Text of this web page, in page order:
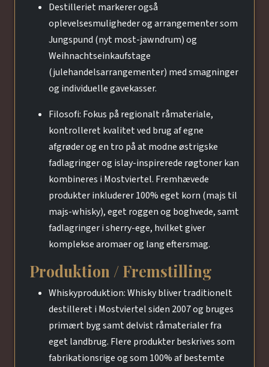
Destilleriet markerer også
oplevelsesmuligheder og arrangementer som
Jungspund (nyt most-jawndrum) og
Weihnachtseinkaufstage
(julehandelsarrangementer) med smagninger
og individuelle gavekasser.
Filosofi: Fokus på regionalt råmateriale,
kontrolleret kvalitet ved brug af egne
afgrøder og en tro på at modne østrigske
fadlagringer og islay-inspirerede røgtoner kan
kombineres i Mostviertel. Fremhævede
produkter inkluderer 100% eget korn (majs til
majs-whisky), eget roggen og boghvede, samt
fadlagringer i sherry-ege, hvilket giver
komplekse aromaer og lang eftersmag.
Produktion / Fremstilling
Whiskyproduktion: Whisky bliver traditionelt
destilleret i Mostviertel siden 2007 og bruges
primært byg samt delvist råmaterialer fra
eget landbrug. Flere produkter beskrives som
fabrikationsrige og som 100% af bestemte